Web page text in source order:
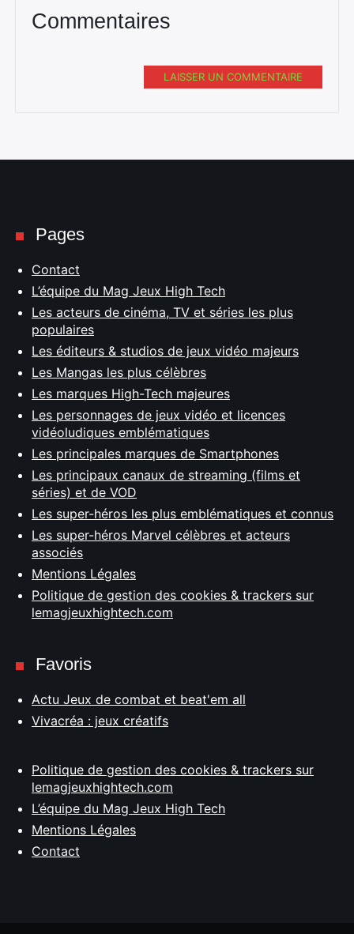
Commentaires
LAISSER UN COMMENTAIRE
Pages
Contact
L’équipe du Mag Jeux High Tech
Les acteurs de cinéma, TV et séries les plus
populaires
Les éditeurs & studios de jeux vidéo majeurs
Les Mangas les plus célèbres
Les marques High-Tech majeures
Les personnages de jeux vidéo et licences
vidéoludiques emblématiques
Les principales marques de Smartphones
Les principaux canaux de streaming (films et
séries) et de VOD
Les super-héros les plus emblématiques et connus
Les super-héros Marvel célèbres et acteurs
associés
Mentions Légales
Politique de gestion des cookies & trackers sur
lemagjeuxhightech.com
Favoris
Actu Jeux de combat et beat'em all
Vivacréa : jeux créatifs
Politique de gestion des cookies & trackers sur
lemagjeuxhightech.com
L’équipe du Mag Jeux High Tech
Mentions Légales
Contact